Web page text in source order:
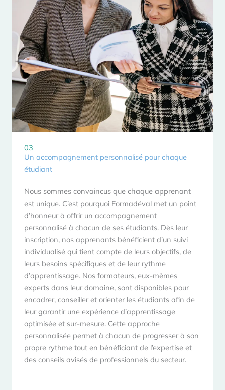
03
Un accompagnement personnalisé pour chaque
étudiant
Nous sommes convaincus que chaque apprenant
est unique. C’est pourquoi Formadéval met un point
d’honneur à offrir un accompagnement
personnalisé à chacun de ses étudiants. Dès leur
inscription, nos apprenants bénéficient d’un suivi
individualisé qui tient compte de leurs objectifs, de
leurs besoins spécifiques et de leur rythme
d’apprentissage. Nos formateurs, eux-mêmes
experts dans leur domaine, sont disponibles pour
encadrer, conseiller et orienter les étudiants afin de
leur garantir une expérience d’apprentissage
optimisée et sur-mesure. Cette approche
personnalisée permet à chacun de progresser à son
propre rythme tout en bénéficiant de l’expertise et
des conseils avisés de professionnels du secteur.